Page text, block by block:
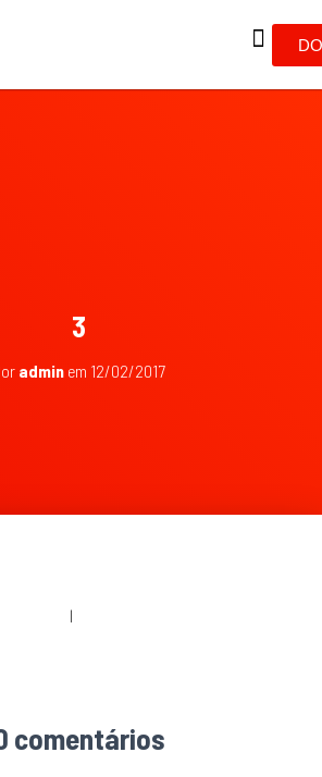
3
adminem 12/02/2017
|
comentários